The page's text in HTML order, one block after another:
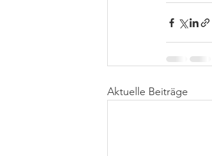
Aktuelle Beiträge